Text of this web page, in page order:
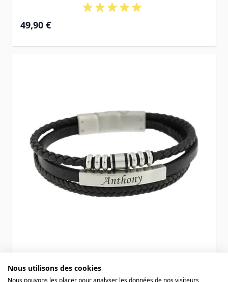
49,90 €
Bracelet cuir noir personnalisé - 2329
Nous utilisons des cookies
Nous pouvons les placer pour analyser les données de nos visiteurs,